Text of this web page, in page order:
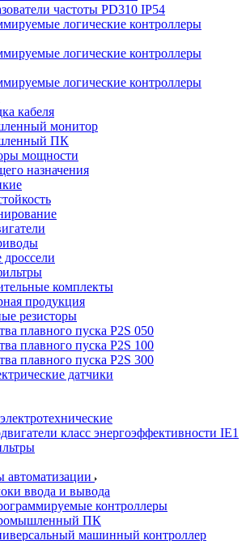
частоты PD310 IP54
логические контроллеры
логические контроллеры
логические контроллеры
кабеля
монитор
ПК
мощности
назначения
комплекты
продукция
резисторы
плавного пуска P2S 050
плавного пуска P2S 100
плавного пуска P2S 300
датчики
класс энергоэффективности IE1
автоматизации
ввода и вывода
контроллеры
ПК
машинный контроллер